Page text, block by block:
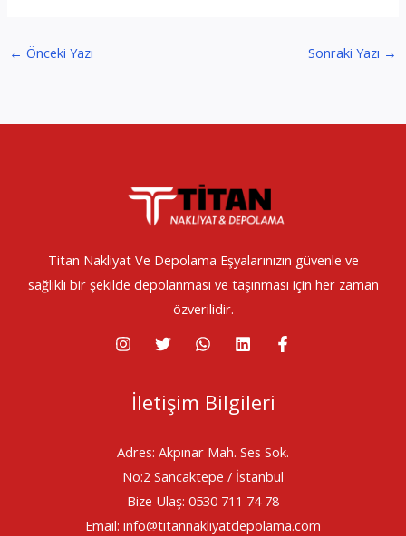
← Önceki Yazı Sonraki Yazı →
Titan Nakliyat Ve Depolama Eşyalarınızın güvenle ve
sağlıklı bir şekilde depolanması ve taşınması için her zaman
özverilidir.
İletişim Bilgileri
Adres: Akpınar Mah. Ses Sok.
No:2 Sancaktepe / İstanbul
Bize Ulaş: 0530 711 74 78
Email: info@titannakliyatdepolama.com